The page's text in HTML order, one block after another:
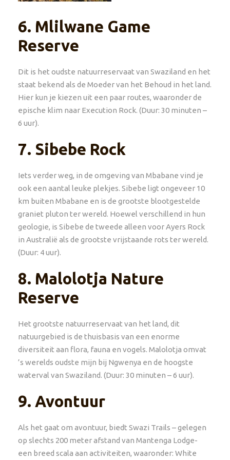
6. Mlilwane Game
Reserve
Dit is het oudste natuurreservaat van Swaziland en het
staat bekend als de Moeder van het Behoud in het land.
Hier kun je kiezen uit een paar routes, waaronder de
epische klim naar Execution Rock. (Duur: 30 minuten –
6 uur).
7. Sibebe Rock
Iets verder weg, in de omgeving van Mbabane vind je
ook een aantal leuke plekjes. Sibebe ligt ongeveer 10
km buiten Mbabane en is de grootste blootgestelde
graniet pluton ter wereld. Hoewel verschillend in hun
geologie, is Sibebe de tweede alleen voor Ayers Rock
in Australië als de grootste vrijstaande rots ter wereld.
(Duur: 4 uur).
8. Malolotja Nature
Reserve
Het grootste natuurreservaat van het land, dit
natuurgebied is de thuisbasis van een enorme
diversiteit aan flora, fauna en vogels. Malolotja omvat
’s werelds oudste mijn bij Ngwenya en de hoogste
waterval van Swaziland. (Duur: 30 minuten – 6 uur).
9. Avontuur
Als het gaat om avontuur, biedt Swazi Trails – gelegen
op slechts 200 meter afstand van Mantenga Lodge-
een breed scala aan activiteiten, waaronder: White